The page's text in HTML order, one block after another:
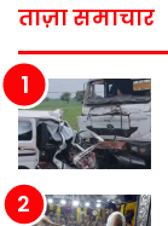
ताज़ा समाचार